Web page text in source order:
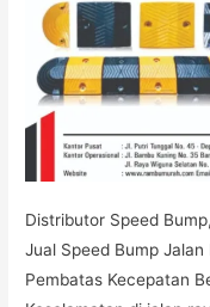
Distributor Speed
Jual Speed Bump
Pembatas Kecepatan